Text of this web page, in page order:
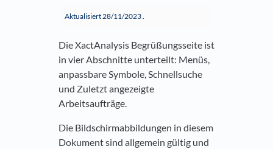
Aktualisiert28/11/2023.
Die XactAnalysis Begrüßungsseite ist
in vier Abschnitte unterteilt: Menüs,
anpassbare Symbole, Schnellsuche
und Zuletzt angezeigte
Arbeitsaufträge.
Die Bildschirmabbildungen in diesem
Dokument sind allgemein gültig und